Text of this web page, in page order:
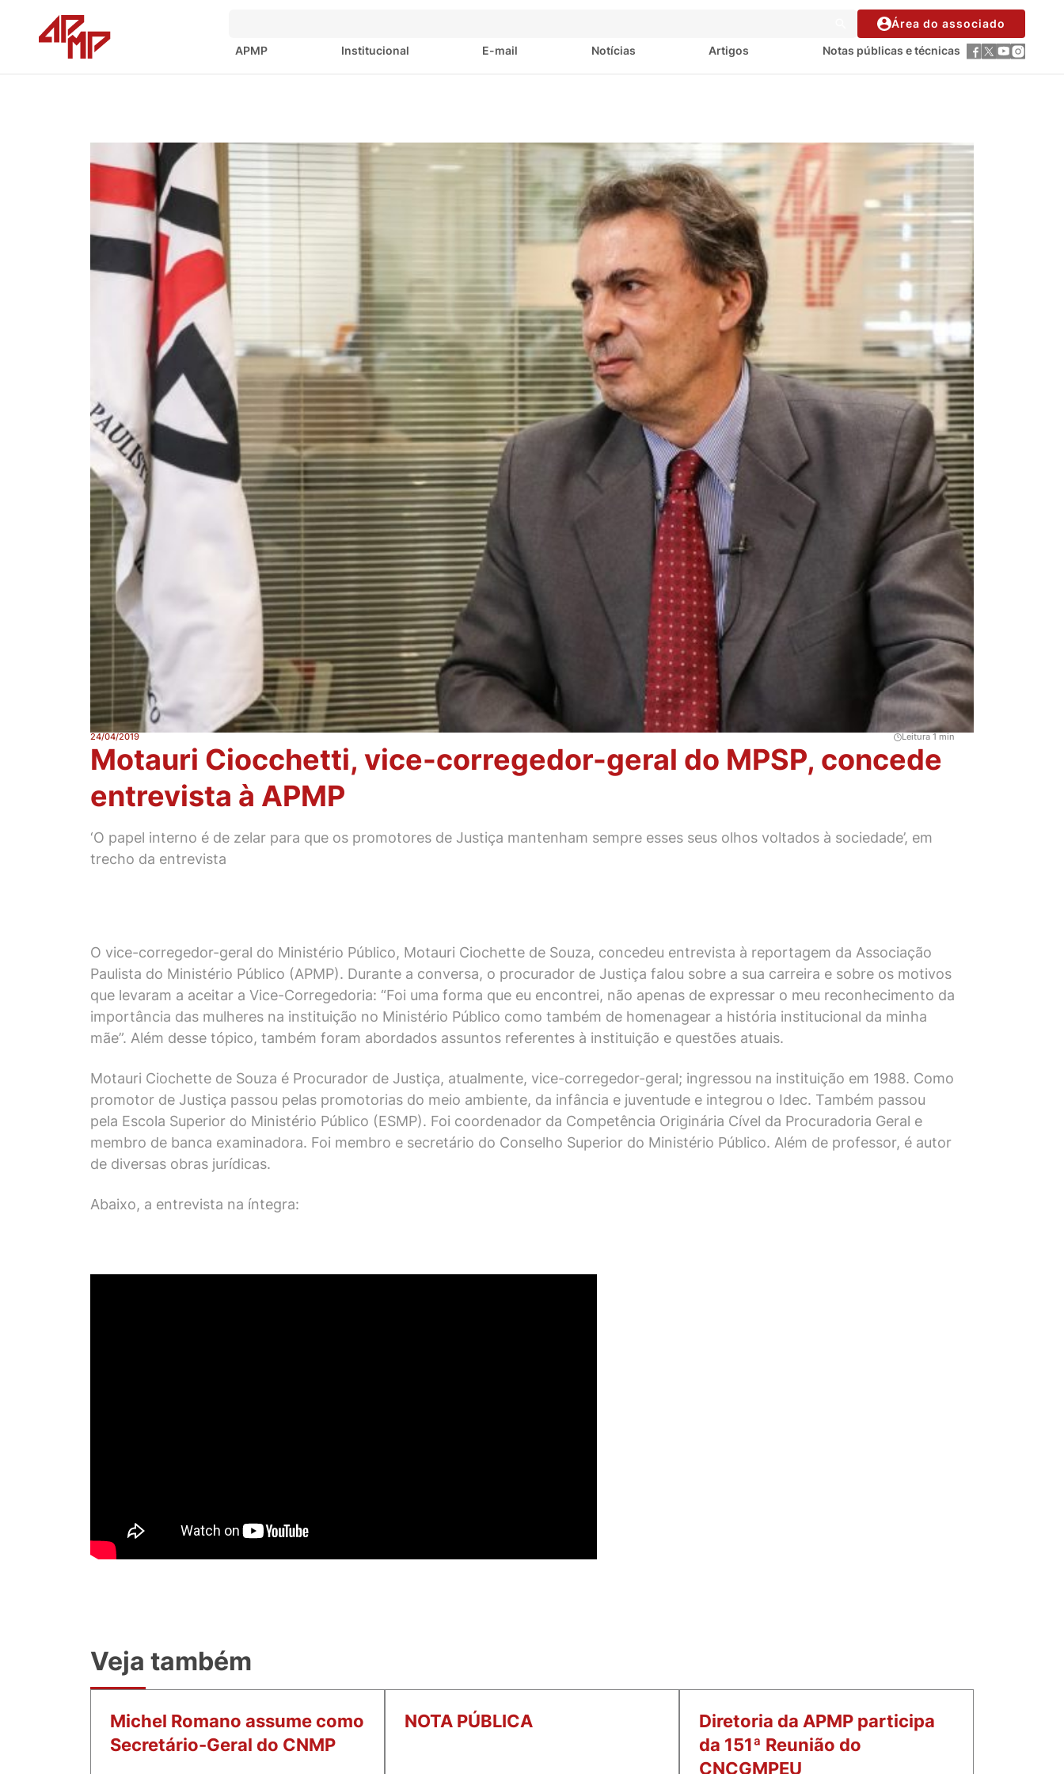
Área do associado
APMP
Institucional E-mail Notícias Artigos Notas públicas e técnicas
24/04/2019 Leitura 1 min
Motauri Ciocchetti, vice-corregedor-geral do MPSP, concede
entrevista à APMP
‘O papel interno é de zelar para que os promotores de Justiça mantenham sempre esses seus olhos voltados à sociedade’, em
trecho da entrevista
O vice-corregedor-geral do Ministério Público, Motauri Ciochette de Souza, concedeu entrevista à reportagem da Associação
Paulista do Ministério Público (APMP). Durante a conversa, o procurador de Justiça falou sobre a sua carreira e sobre os motivos
que levaram a aceitar a Vice-Corregedoria: “Foi uma forma que eu encontrei, não apenas de expressar o meu reconhecimento da
importância das mulheres na instituição no Ministério Público como também de homenagear a história institucional da minha
mãe”. Além desse tópico, também foram abordados assuntos referentes à instituição e questões atuais.
Motauri Ciochette de Souza é Procurador de Justiça, atualmente, vice-corregedor-geral; ingressou na instituição em 1988. Como
promotor de Justiça passou pelas promotorias do meio ambiente, da infância e juventude e integrou o Idec. Também passou
pela Escola Superior do Ministério Público (ESMP). Foi coordenador da Competência Originária Cível da Procuradoria Geral e
membro de banca examinadora. Foi membro e secretário do Conselho Superior do Ministério Público. Além de professor, é autor
de diversas obras jurídicas.
Abaixo, a entrevista na íntegra:
Veja também
Michel Romano assume como
Secretário-Geral do CNMP
NOTA PÚBLICA
Diretoria da APMP participa
da 151ª Reunião do
CNCGMPEU